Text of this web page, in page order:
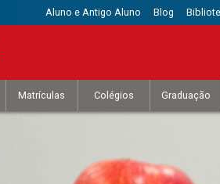
Aluno e Antigo Aluno Blog
Matrículas Colégios Graduação